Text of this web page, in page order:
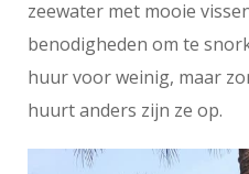
zeewater met mooie
benodigheden om te
huur voor weinig, maar
huurt anders zijn ze op.